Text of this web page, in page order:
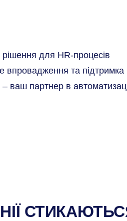
рішення для HR-процесів
впровадження та підтримка
ваш партнер в